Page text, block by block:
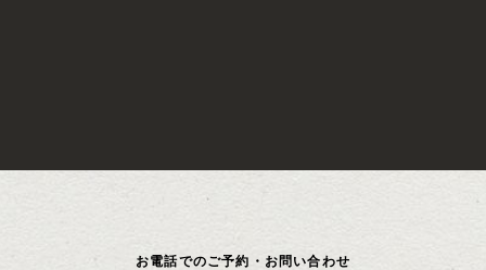
お電話でのご予約・お問い合わせ